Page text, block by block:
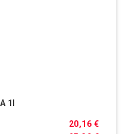
1l
20,16 €